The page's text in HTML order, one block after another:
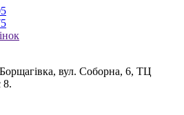
вул. Соборна, 6, ТЦ
8.